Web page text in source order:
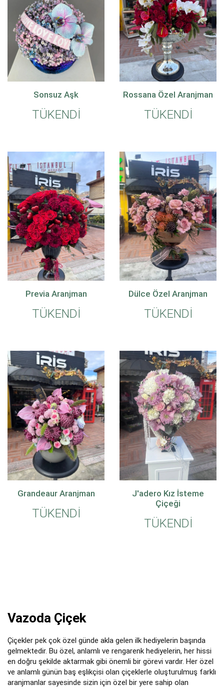
Sonsuz Aşk
TÜKENDİ
Rossana Özel Aranjman
TÜKENDİ
Previa Aranjman
TÜKENDİ
Dülce Özel Aranjman
TÜKENDİ
Grandeaur Aranjman
TÜKENDİ
J'adero Kız İsteme
Çiçeği
TÜKENDİ
Vazoda Çiçek
Çiçekler pek çok özel günde akla gelen ilk hediyelerin başında
gelmektedir. Bu özel, anlamlı ve rengarenk hediyelerin, her hissi
en doğru şekilde aktarmak gibi önemli bir görevi vardır. Her özel
ve anlamlı günün baş eşlikçisi olan çiçeklerle oluşturulmuş farklı
aranjmanlar sayesinde sizin için özel bir yere sahip olan